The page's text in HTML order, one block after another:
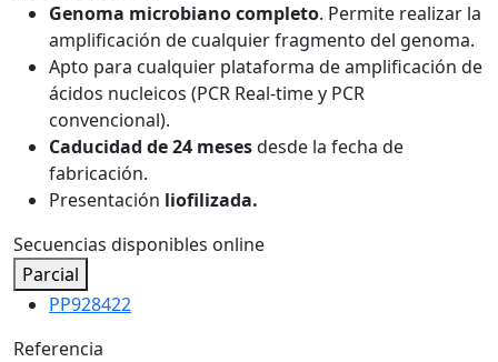
Genoma microbiano completo. Permite realizar la
amplificación de cualquier fragmento del genoma.
Apto para cualquier plataforma de amplificación de
ácidos nucleicos (PCR Real-time y PCR
convencional).
Caducidad de 24 mesesdesde la fecha de
fabricación.
Presentación liofilizada.
Secuencias disponibles online
Parcial
PP928422
Referencia